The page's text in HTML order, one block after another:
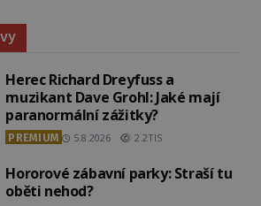
Herec Richard Dreyfuss a
muzikant Dave Grohl: Jaké mají
paranormální zážitky?
PREMIUM 5.8.2026 2.2TIS
Hororové zábavní parky: Straší tu
oběti nehod?